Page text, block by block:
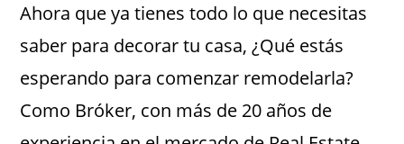
Ahora que ya tienes todo lo que necesitas
saber para decorar tu casa, ¿Qué estás
esperando para comenzar remodelarla?
Como Bróker, con más de 20 años de